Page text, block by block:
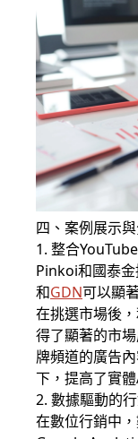
四、案例展示
1. 整合
Pinkoi和國泰
和GDN可以顯
在挑選市場後
得了顯著的市
牌頻道的廣告
下，提高了實
2. 數據驅動的
在數位行銷中